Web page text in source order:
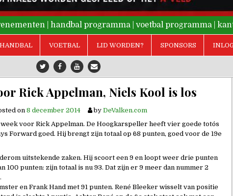
handbal programma voetbal programma
HANDBAL VOETBAL LID WORDEN? SPONSORS
Rick Appelman, Niels Kool is los
on8 december 2014 by DeValken.com
voor Rick Appelman. De Hoogkarspeller heeft vier goede toto´s
Forward goed. Hij brengt zijn totaal op 68 punten, goed voor de 19e
uitstekende zaken. Hij scoort een 9 en loopt weer drie punten
100 punten: zijn totaal is nu 93. Dat zijn er 9 meer dan nummer 2
en Frank Hand met 91 punten. René Bleeker wisselt van positie